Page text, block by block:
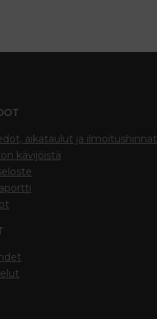
aikataulut ja ilmoitushinnat
kävijöistä